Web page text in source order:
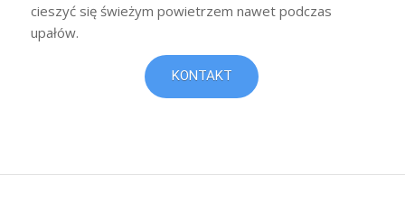
cieszyć się świeżym powietrzem nawet podczas
upałów.
KONTAKT